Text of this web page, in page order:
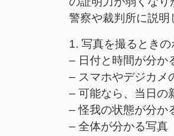
警察や裁判所に説明
1. 写真を撮るときの
– 日付と時間が分か
– スマホやデジカメ
– 可能なら、当日の
– 怪我の状態が分か
– 全体が分かる写真